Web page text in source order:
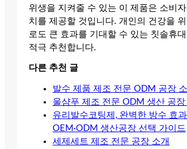
위생을 지켜줄 수 있는 이 제품은 소비
치를 제공할 것입니다. 개인의 건강을
로도 큰 효과를 기대할 수 있는 칫솔휴
적극 추천합니다.
다른 추천 글
발수 제품 제조 전문 ODM 공장
울샴푸 제조 전문 ODM 생산 공장
유리발수코팅제, 완벽한 방수 효
OEM·ODM 생산공장 선택 가이드
세제세트 제조 전문 공장 소개